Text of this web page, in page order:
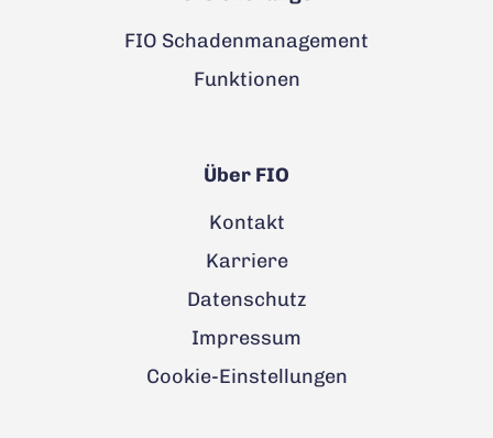
FIO Schadenmanagement
Funktionen
Über FIO
Kontakt
Karriere
Datenschutz
Impressum
Cookie-Einstellungen